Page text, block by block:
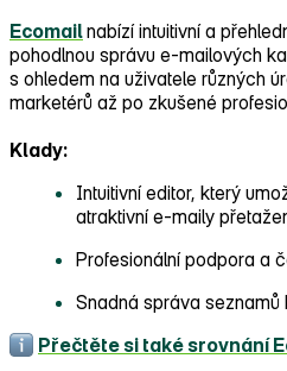
Ecomailnabízí intuitivní a
pohodlnou správu e‑mailových
s ohledem na uživatele různých
marketérů až po zkušené
Klady:
Intuitivní editor, který
atraktivní e‑maily
Profesionální podpora a
Snadná správa seznamů
Přečtěte si také srovnání